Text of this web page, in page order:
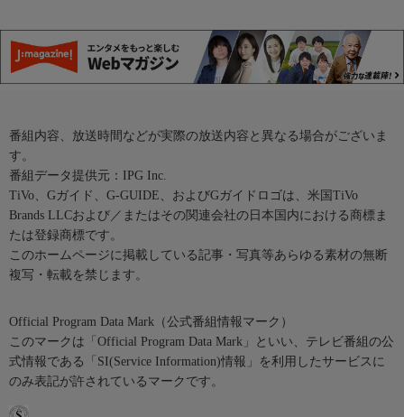
番組内容、放送時間などが実際の放送内容と異なる場合がございま
す。
番組データ提供元：IPG Inc.
TiVo、Gガイド、G-GUIDE、およびGガイドロゴは、米国TiVo
Brands LLCおよび／またはその関連会社の日本国内における商標ま
たは登録商標です。
このホームページに掲載している記事・写真等あらゆる素材の無断
複写・転載を禁じます。
Official Program Data Mark（公式番組情報マーク）
このマークは「Official Program Data Mark」といい、テレビ番組の公
式情報である「SI(Service Information)情報」を利用したサービスに
のみ表記が許されているマークです。